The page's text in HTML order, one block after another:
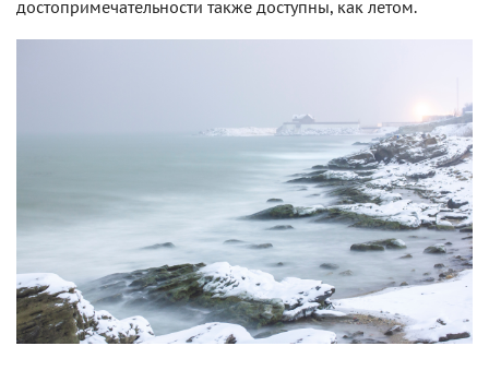
достопримечательности также доступны, как летом.